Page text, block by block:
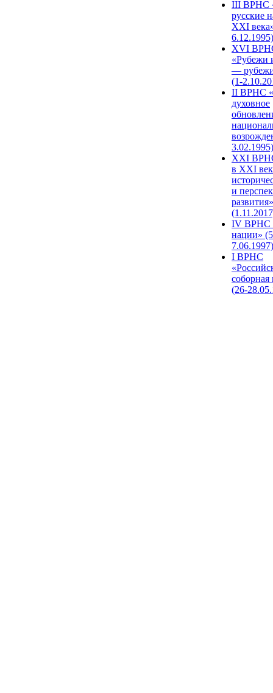
III ВРНС
русские
XXI
6.12.1995)
XVI
«Рубежи
—
(1-
II ВРНС
духовное
3.02.1995)
XХI
в XXI
и
развития»
IV ВРНС
нации»
7.06.1997)
I ВРНС
(26-